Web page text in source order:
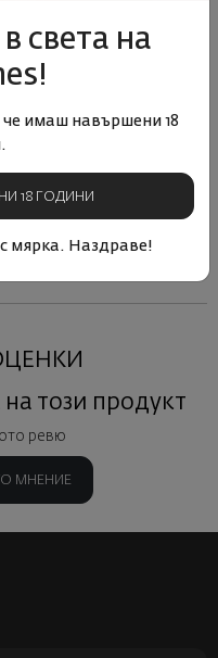
Резерва 2022
96
този продукт
ревю
МНЕНИЕ
света на
имаш навършени 18
18 ГОДИНИ
мярка. Наздраве!